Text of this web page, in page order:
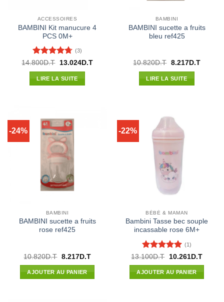
ACCESSOIRES
BAMBINI Kit manucure 4
PCS 0M+
Note4.67
sur 5
(3)
14.800D.T
Le
initial
était :
13.024D.TLe
LIRE LA SUITE
BAMBINI
BAMBINI sucette a fruits
bleu ref425
10.820D.T Le
initial
était :
8.217D.TLe
LIRE LA SUITE
-24%
BAMBINI
BAMBINI sucette a fruits
rose ref425
10.820D.T Le
initial
était :
8.217D.TLe
AJOUTER AU PANIER
-22%
BÉBÉ & MAMAN
Bambini Tasse bec souple
incassable rose 6M+
Note5 sur
5
(1)
13.100D.T
Le
initial
était :
10.261D.TLe
AJOUTER AU PANIER